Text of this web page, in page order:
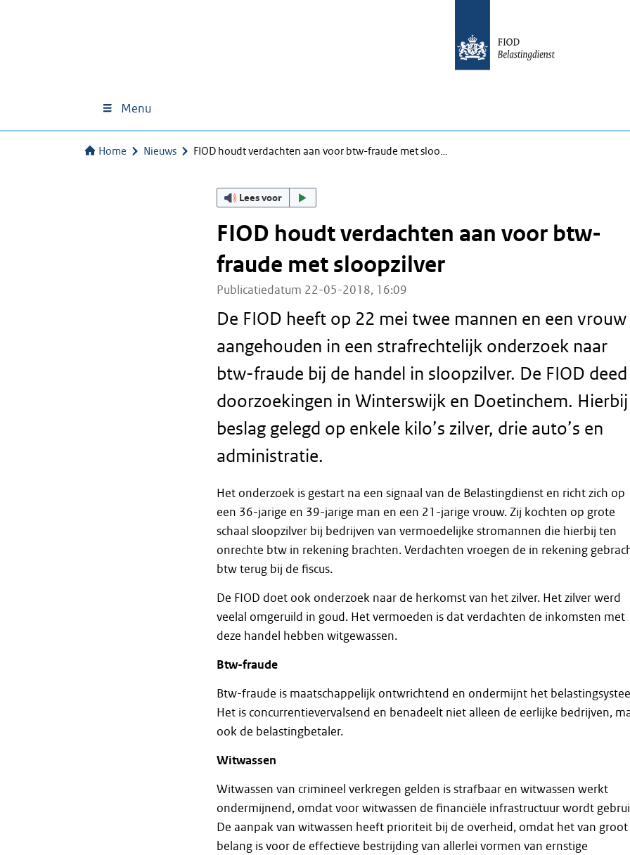
Menu
Home Nieuws FIOD houdt verdachten aan voor btw-fraude met sloo…
Lees voor
FIOD houdt verdachten aan voor btw-
fraude met sloopzilver
Publicatiedatum 22-05-2018, 16:09
De FIOD heeft op 22 mei twee mannen en een vrouw
aangehouden in een strafrechtelijk onderzoek naar
btw-fraude bij de handel in sloopzilver. De FIOD deed
doorzoekingen in Winterswijk en Doetinchem. Hierbij
beslag gelegd op enkele kilo’s zilver, drie auto’s en
administratie.
Het onderzoek is gestart na een signaal van de Belastingdienst en richt zich op
een 36-jarige en 39-jarige man en een 21-jarige vrouw. Zij kochten op grote
schaal sloopzilver bij bedrijven van vermoedelijke stromannen die hierbij ten
onrechte btw in rekening brachten. Verdachten vroegen de in rekening
btw terug bij de fiscus.
De FIOD doet ook onderzoek naar de herkomst van het zilver. Het zilver werd
veelal omgeruild in goud. Het vermoeden is dat verdachten de inkomsten met
deze handel hebben witgewassen.
Btw-fraude
Btw-fraude is maatschappelijk ontwrichtend en ondermijnt het
Het is concurrentievervalsend en benadeelt niet alleen de eerlijke bedrijven,
ook de belastingbetaler.
Witwassen
Witwassen van crimineel verkregen gelden is strafbaar en witwassen werkt
ondermijnend, omdat voor witwassen de financiële infrastructuur wordt
De aanpak van witwassen heeft prioriteit bij de overheid, omdat het van groot
belang is voor de effectieve bestrijding van allerlei vormen van ernstige